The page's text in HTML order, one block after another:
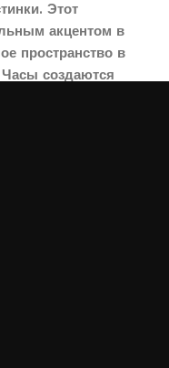
Этот
акцентом в
пространство в
создаются
спальни,
студии или
оригинальный
фото по дереву